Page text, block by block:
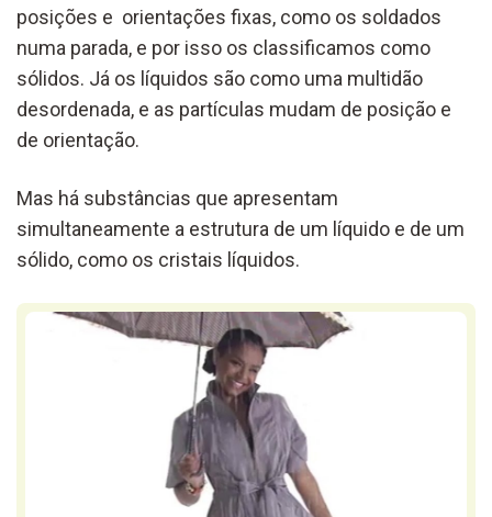
posições e orientações fixas, como os soldados
numa parada, e por isso os classificamos como
sólidos. Já os líquidos são como uma multidão
desordenada, e as partículas mudam de posição e
de orientação.
Mas há substâncias que apresentam
simultaneamente a estrutura de um líquido e de um
sólido, como os cristais líquidos.